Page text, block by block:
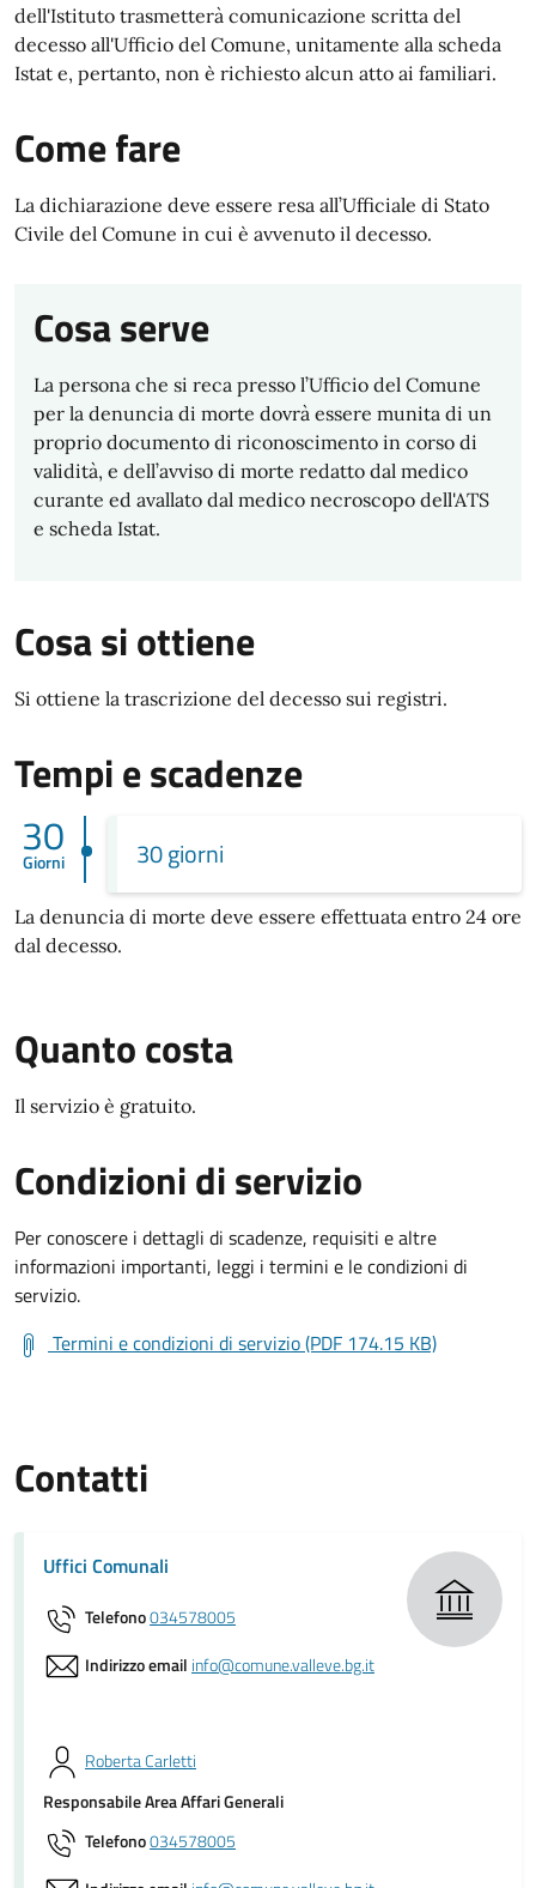
dell'Istituto trasmetterà comunicazione scritta del
decesso all'Ufficio del Comune, unitamente alla scheda
Istat e, pertanto, non è richiesto alcun atto ai familiari.
Come fare
La dichiarazione deve essere resa all’Ufficiale di Stato
Civile del Comune in cui è avvenuto il decesso.
Cosa serve
La persona che si reca presso l’Ufficio del Comune
per la denuncia di morte dovrà essere munita di un
proprio documento di riconoscimento in corso di
validità, e dell’avviso di morte redatto dal medico
curante ed avallato dal medico necroscopo dell'ATS
e scheda Istat.
Cosa si ottiene
Si ottiene la trascrizione del decesso sui registri.
Tempi e scadenze
30
Giorni 30 giorni
La denuncia di morte deve essere effettuata entro 24 ore
dal decesso.
Quanto costa
Il servizio è gratuito.
Condizioni di servizio
Per conoscere i dettagli di scadenze, requisiti e altre
informazioni importanti, leggi i termini e le condizioni di
servizio.
Termini e condizioni di servizio (PDF 174.15 KB)
Contatti
Uffici Comunali
Telefono034578005
Indirizzo email info@comune.valleve.bg.it
Roberta Carletti
Responsabile Area Affari Generali
Telefono034578005